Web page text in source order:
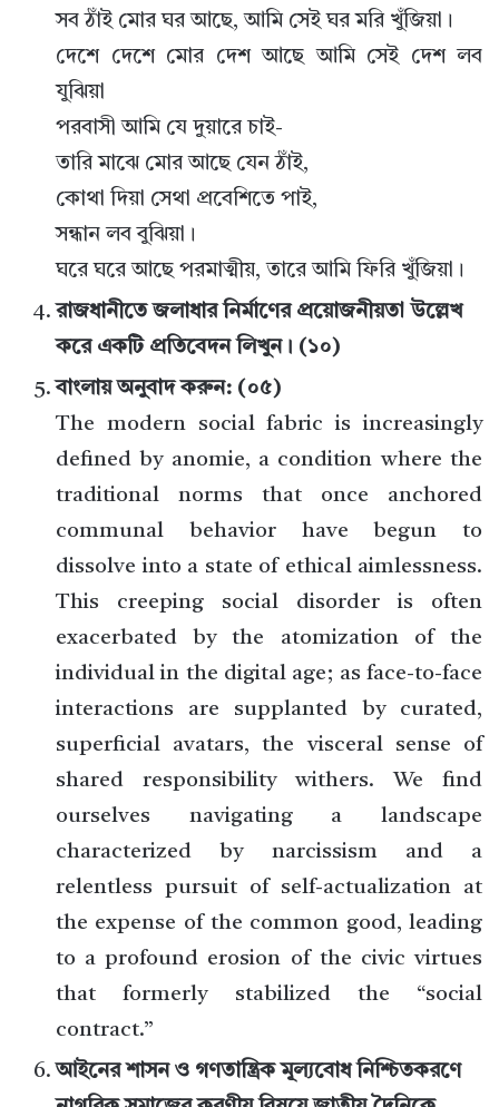
সব ঠাঁই মোর ঘর আছে, আমি সেই ঘর মরি খুঁজিয়া।
দেশে দেশে মোর দেশ আছে আমি সেই দেশ লব
যুঝিয়া
পরবাসী আমি যে দুয়ারে চাই-
তারি মাঝে মোর আছে যেন ঠাঁই,
কোথা দিয়া সেথা প্রবেশিতে পাই,
সন্ধান লব বুঝিয়া।
ঘরে ঘরে আছে পরমাত্মীয়, তারে আমি ফিরি খুঁজিয়া।
রাজধানীতে জলাধার নির্মাণের প্রয়োজনীয়তা উল্লেখ
করে একটি প্রতিবেদন লিখুন। (১০)
বাংলায় অনুবাদ করুন: (০৫)
The modern social fabric is increasingly
defined by anomie, a condition where the
traditional norms that once anchored
communal behavior have begun to
dissolve into a state of ethical aimlessness.
This creeping social disorder is often
exacerbated by the atomization of the
individual in the digital age; as face-to-face
interactions are supplanted by curated,
superficial avatars, the visceral sense of
shared responsibility withers. We find
ourselves navigating a landscape
characterized by narcissism and a
relentless pursuit of self-actualization at
the expense of the common good, leading
to a profound erosion of the civic virtues
that formerly stabilized the “social
contract.”
আইনের শাসন ও গণতান্ত্রিক মূল্যবোধ নিশ্চিতকরণে